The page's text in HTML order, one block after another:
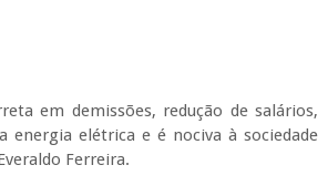
em demissões, redução de salários,
energia elétrica e é nociva à sociedade
Ferreira.